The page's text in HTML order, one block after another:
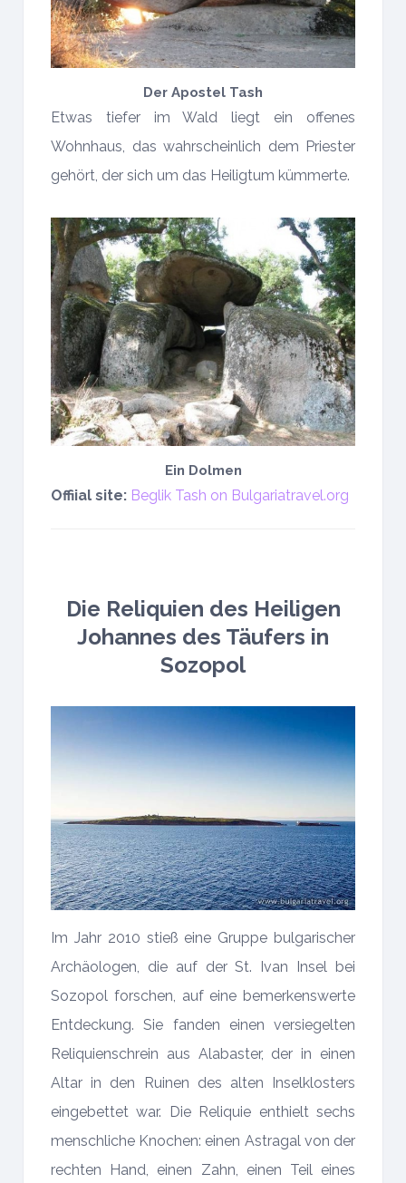
Der Apostel Tash
Etwas tiefer im Wald liegt ein offenes
Wohnhaus, das wahrscheinlich dem Priester
gehört, der sich um das Heiligtum kümmerte.
Ein Dolmen
Offiial site: Beglik Tash on Bulgariatravel.org
Die Reliquien des Heiligen
Johannes des Täufers in
Sozopol
Im Jahr 2010 stieß eine Gruppe bulgarischer
Archäologen, die auf der St. Ivan Insel bei
Sozopol forschen, auf eine bemerkenswerte
Entdeckung. Sie fanden einen versiegelten
Reliquienschrein aus Alabaster, der in einen
Altar in den Ruinen des alten Inselklosters
eingebettet war. Die Reliquie enthielt sechs
menschliche Knochen: einen Astragal von der
rechten Hand, einen Zahn, einen Teil eines